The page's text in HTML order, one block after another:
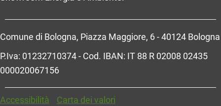
Comune di Bologna, Piazza Maggiore, 6 - 40124 Bologna
P.Iva: 01232710374 - Cod. IBAN: IT 88 R 02008 02435
000020067156
Accessibilità
Carta dei valori